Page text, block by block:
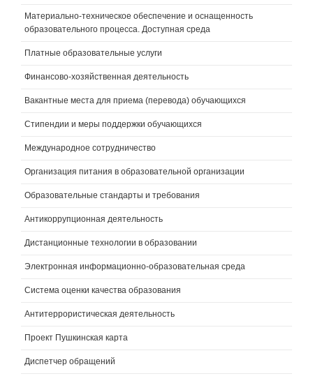
Материально-техническое обеспечение и оснащенность
образовательного процесса. Доступная среда
Платные образовательные услуги
Финансово-хозяйственная деятельность
Вакантные места для приема (перевода) обучающихся
Стипендии и меры поддержки обучающихся
Международное сотрудничество
Организация питания в образовательной организации
Образовательные стандарты и требования
Антикоррупционная деятельность
Дистанционные технологии в образовании
Электронная информационно-образовательная среда
Система оценки качества образования
Антитеррористическая деятельность
Проект Пушкинская карта
Диспетчер обращений